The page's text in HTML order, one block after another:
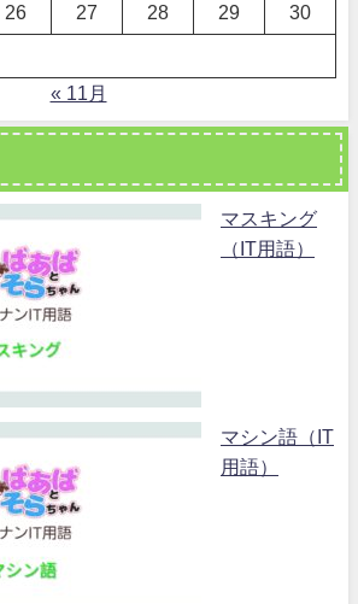
26 27 28 29 30
« 11月
マスキング
（IT用語）
マシン語（IT
用語）